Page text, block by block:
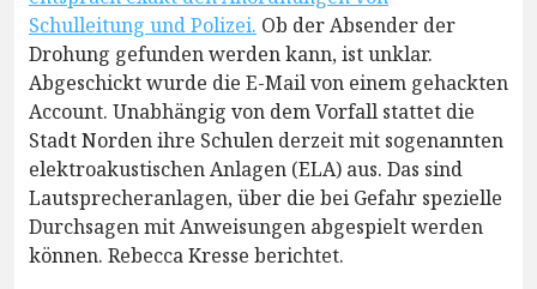
Schulleitung und Polizei. Ob der Absender der
Drohung gefunden werden kann, ist unklar.
Abgeschickt wurde die E-Mail von einem gehackten
Account. Unabhängig von dem Vorfall stattet die
Stadt Norden ihre Schulen derzeit mit sogenannten
elektroakustischen Anlagen (ELA) aus. Das sind
Lautsprecheranlagen, über die bei Gefahr spezielle
Durchsagen mit Anweisungen abgespielt werden
können. Rebecca Kresse berichtet.